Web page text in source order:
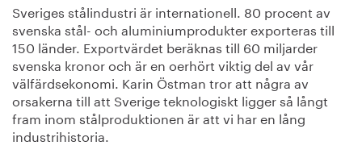
Sveriges stålindustri är internationell. 80 procent av
svenska stål- och aluminiumprodukter exporteras till
150 länder. Exportvärdet beräknas till 60 miljarder
svenska kronor och är en oerhört viktig del av vår
välfärdsekonomi. Karin Östman tror att några av
orsakerna till att Sverige teknologiskt ligger så långt
fram inom stålproduktionen är att vi har en lång
industrihistoria.